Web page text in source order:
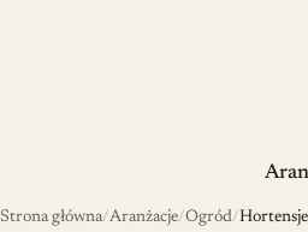
Strona główna Aranżacje Ogród